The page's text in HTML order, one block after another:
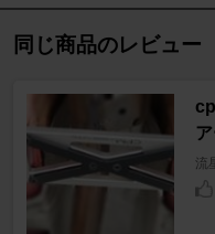
同じ商品のレビュー
流